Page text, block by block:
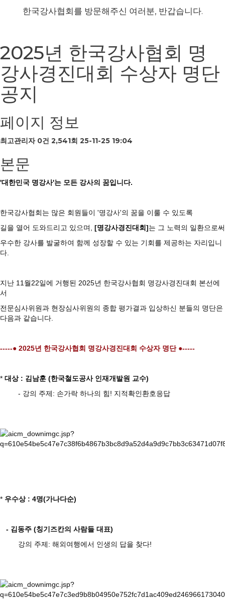
한국강사협회를 방문해주신 여러분, 반갑습니다.
2025년 한국강사협회 명
강사경진대회 수상자 명단
공지
페이지 정보
최고관리자 0건 2,541회 25-11-25 19:04
본문
'대한민국 명강사'는 모든 강사의 꿈입니다.
한국강사협회는 많은 회원들이 '명강사'의 꿈을 이룰 수 있도록
길을 열어 도와드리고 있으며, [명강사경진대회]는 그 노력의 일환으로써
우수한 강사를 발굴하여 함께 성장할 수 있는 기회를 제공하는 자리입니
다.
지난 11월22일에 거행된 2025년 한국강사협회 명강사경진대회 본선에
서
전문심사위원과 현장심사위원의 종합 평가결과 입상하신 분들의 명단은
다음과 같습니다.
-----● 2025년 한국강사협회 명강사경진대회 수상자 명단 ●-----
* 대상 : 김남훈 (한국철도공사 인재개발원 교수)
- 강의 주제: 손가락 하나의 힘! 지적확인환호응답
* 우수상 : 4명(가나다순)
- 김동주 (칭기즈칸의 사람들 대표)
강의 주제: 해외여행에서 인생의 답을 찾다!